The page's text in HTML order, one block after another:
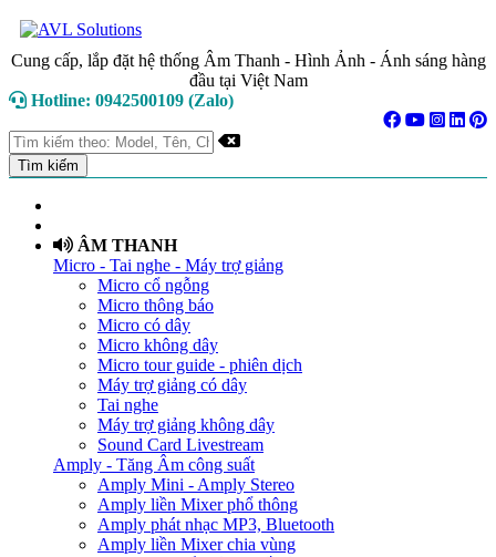
Cung cấp, lắp đặt hệ thống Âm Thanh - Hình Ảnh - Ánh sáng hàng
đầu tại Việt Nam
Hotline: 0942500109 (Zalo)
ÂM THANH
Micro - Tai nghe - Máy trợ giảng
Micro cổ ngỗng
Micro thông báo
Micro có dây
Micro không dây
Micro tour guide - phiên dịch
Máy trợ giảng có dây
Tai nghe
Máy trợ giảng không dây
Sound Card Livestream
Amply - Tăng Âm công suất
Amply Mini - Amply Stereo
Amply liền Mixer phổ thông
Amply phát nhạc MP3, Bluetooth
Amply liền Mixer chia vùng